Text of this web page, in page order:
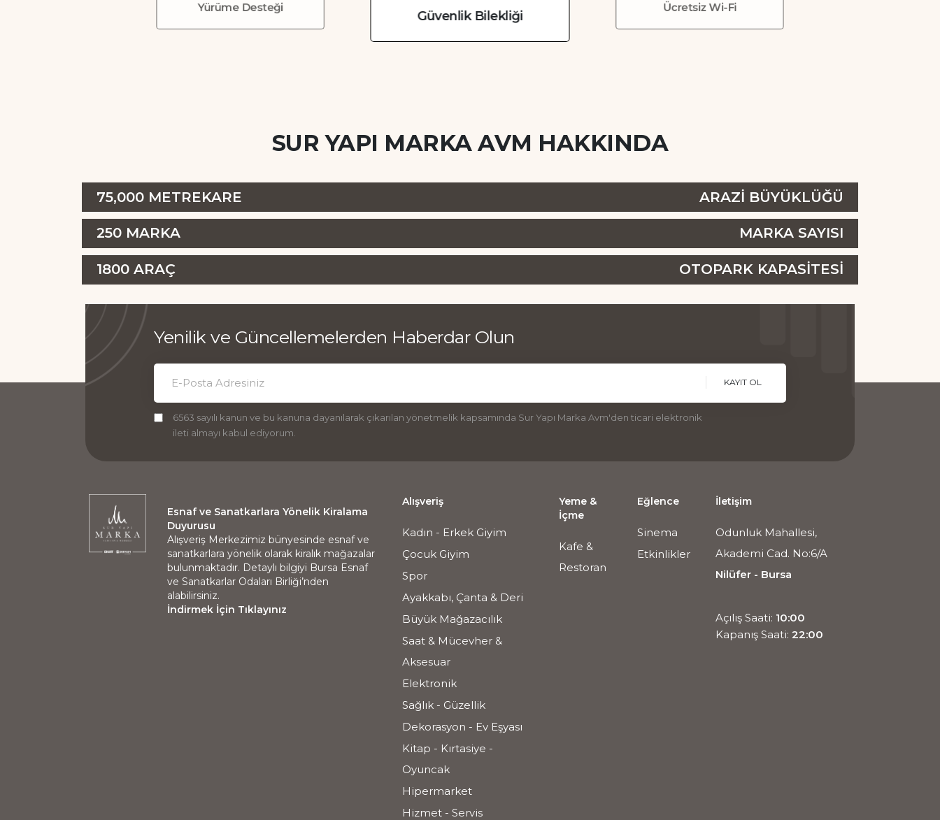
Ücretsiz Wi-Fi
Güvenlik Bilekliği
Yürüme Desteği
SUR YAPI MARKA AVM HAKKINDA
75,000 METREKARE ARAZİ BÜYÜKLÜĞÜ
250 MARKA MARKA SAYISI
1800 ARAÇ OTOPARK KAPASİTESİ
Yenilik ve Güncellemelerden Haberdar Olun
KAYIT OL
6563 sayılı kanun ve bu kanuna dayanılarak çıkarılan yönetmelik kapsamında Sur Yapı Marka Avm'den ticari elektronik
ileti almayı kabul ediyorum.
Esnaf ve Sanatkarlara Yönelik Kiralama
Duyurusu
Alışveriş Merkezimiz bünyesinde esnaf ve
sanatkarlara yönelik olarak kiralık mağazalar
bulunmaktadır. Detaylı bilgiyi Bursa Esnaf
ve Sanatkarlar Odaları Birliği’nden
alabilirsiniz.
İndirmek İçin Tıklayınız
Alışveriş
Kadın - Erkek Giyim
Çocuk Giyim
Spor
Ayakkabı, Çanta & Deri
Büyük Mağazacılık
Saat & Mücevher &
Aksesuar
Elektronik
Sağlık - Güzellik
Dekorasyon - Ev Eşyası
Kitap - Kırtasiye -
Oyuncak
Hipermarket
Hizmet - Servis
Yeme &
İçme
Kafe &
Restoran
Eğlence
Sinema
Etkinlikler
İletişim
Odunluk Mahallesi,
Akademi Cad. No:6/A
Nilüfer - Bursa
Açılış Saati: 10:00
Kapanış Saati: 22:00